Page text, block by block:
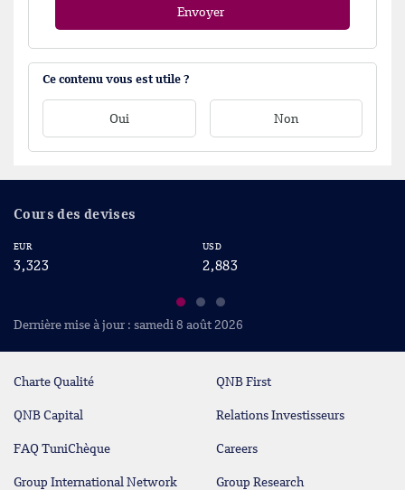
Envoyer
Ce contenu vous est utile ?
Oui Non
Cours des devises
EUR
3,323
USD
2,883
Dernière mise à jour : samedi 8 août 2026
Charte Qualité QNB First
QNB Capital Relations Investisseurs
FAQ TuniChèque Careers
Group International Network Group Research